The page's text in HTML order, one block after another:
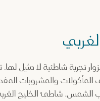
تجربة شاطئية لا مثيل
والمشروبات
شاطئ الخليج